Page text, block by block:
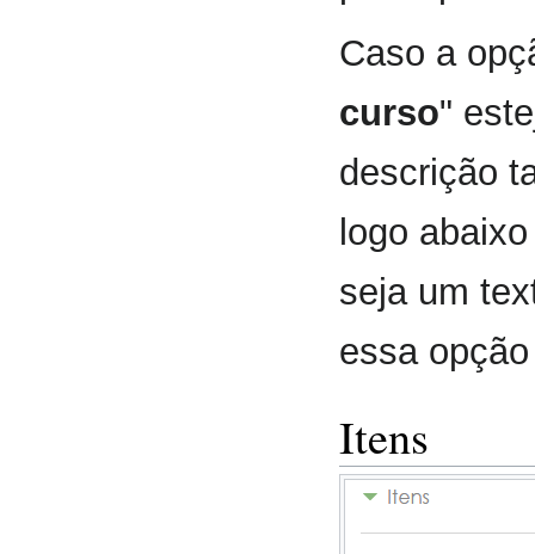
Caso a
curso"
descrição
logo
seja um
essa
Itens